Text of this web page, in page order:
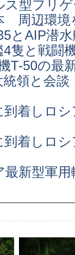
ス型フリ
周辺環境
とAIP潜
隻と戦闘
T-50の最
統領と会
着しロ
着しロ
新型軍用